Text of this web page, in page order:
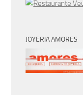
JOYERIA AMORES